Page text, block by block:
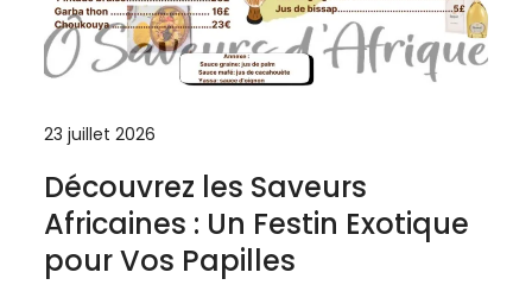
23 juillet 2026
Découvrez les Saveurs
Africaines : Un Festin Exotique
pour Vos Papilles